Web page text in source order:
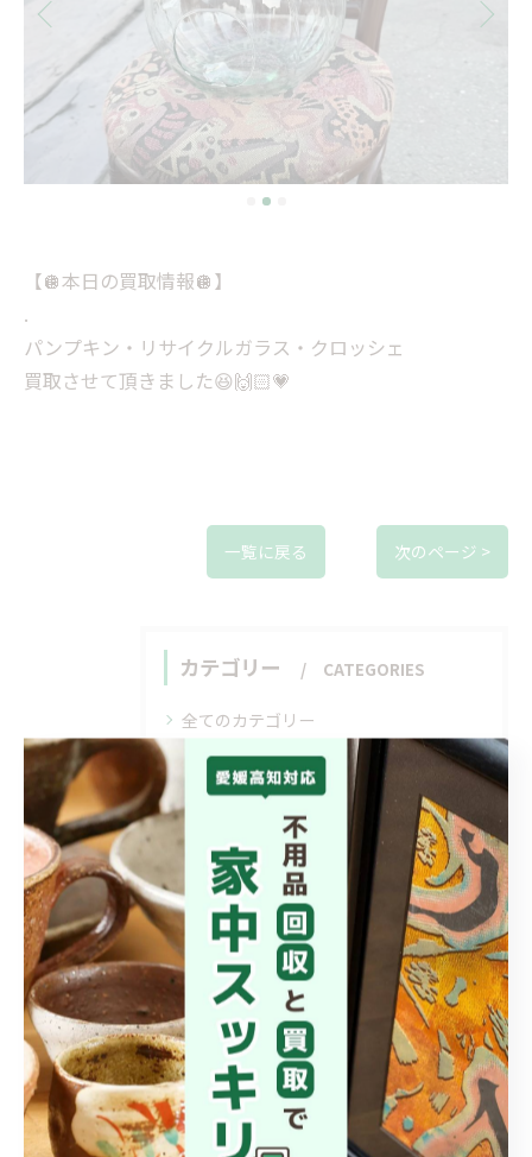
【🪩本日の買取情報🪩】
.
パンプキン・リサイクルガラス・クロッシェ⁡
買取させて頂きました😆🙌🏻💗
一覧に戻る 次のページ >
カテゴリー CATEGORIES
全てのカテゴリー
買取
遺品整理
出張
愛媛の不用品回収
高知の不用品回収
最近の投稿 RECENT POSTS
2026/08/02
動画に登場したような…